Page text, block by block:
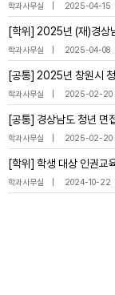
학과사무실 2025-04-15
[학위] 2025년 (재)경상
학과사무실 2025-04-08
학과사무실 2025-02-20
[공통] 경상남도 청년 면
학과사무실 2025-02-20
[학위] 학생 대상 인권교
학과사무실 2024-10-22